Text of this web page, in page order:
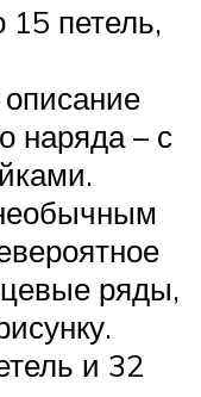
15 петель,
наряда – с
ряды,
и 32